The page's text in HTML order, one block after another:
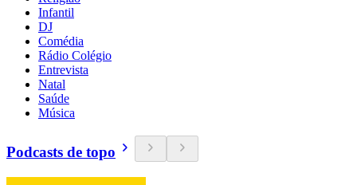
Infantil
DJ
Comédia
Rádio Colégio
Entrevista
Natal
Saúde
Música
Podcasts de topo